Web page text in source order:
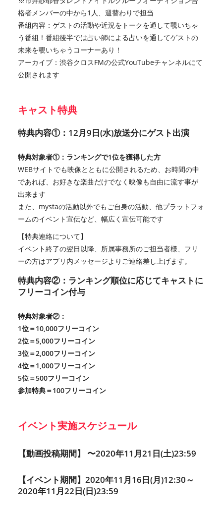
格者メンバーの中から1人、週替わりで担当
番組内容：ゲストの活動や近況をトークを通して覗いちゃ
う番組！番組後半では占い師による占いを通してゲストの
未来を覗いちゃうコーナーあり！
アーカイブ：渋谷クロスFMの公式YouTubeチャンネルにて
公開されます
キャスト特典
特典内容①：12月9日(水)放送分にゲスト出演
特典対象者①：ランキングで1位を獲得した方
WEBサイトでも映像とともに公開されるため、お時間の中
であれば、お好きな楽曲だけでなく映像も自由に流す事が
出来ます
また、mystaの活動以外でもご自身の活動、他プラットフォ
ームのイベント宣伝など、幅広く宣伝可能です
【特典連絡について】
イベント終了の翌日以降、所属事務所のご担当者様、フリ
ーの方はアプリ内メッセージよりご連絡差し上げます。
特典内容②：ランキング順位に応じてキャストに
フリーコイン付与
特典対象者②：
1位＝10,000フリーコイン
2位＝5,000フリーコイン
3位＝2,000フリーコイン
4位＝1,000フリーコイン
5位＝500フリーコイン
参加特典＝100フリーコイン
イベント実施スケジュール
【動画投稿期間】 〜2020年11月21日(土)23:59
【イベント期間】2020年11月16日(月)12:30～
2020年11月22日(日)23:59